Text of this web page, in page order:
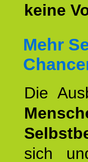
keine
Mehr
Die
sich